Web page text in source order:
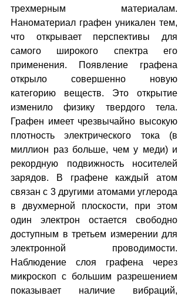
трехмерным материалам.
Наноматериал графен уникален тем,
что открывает перспективы для
самого широкого спектра его
применения. Появление графена
открыло совершенно новую
категорию веществ. Это открытие
изменило физику твердого тела.
Графен имеет чрезвычайно высокую
плотность электрического тока (в
миллион раз больше, чем у меди) и
рекордную подвижность носителей
зарядов. В графене каждый атом
связан с 3 другими атомами углерода
в двухмерной плоскости, при этом
один электрон остается свободно
доступным в третьем измерении для
электронной проводимости.
Наблюдение слоя графена через
микроскоп с большим разрешением
показывает наличие вибраций,